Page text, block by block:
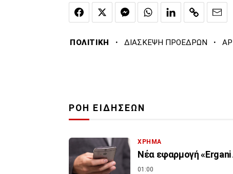
ΠΟΛΙΤΙΚΗ · ΔΙΑΣΚΕΨΗ ΠΡΟΕΔΡΩΝ ·
ΡΟΗ ΕΙΔΗΣΕΩΝ
ΧΡΗΜΑ
Νέα εφαρμογή «Ergani
01:00